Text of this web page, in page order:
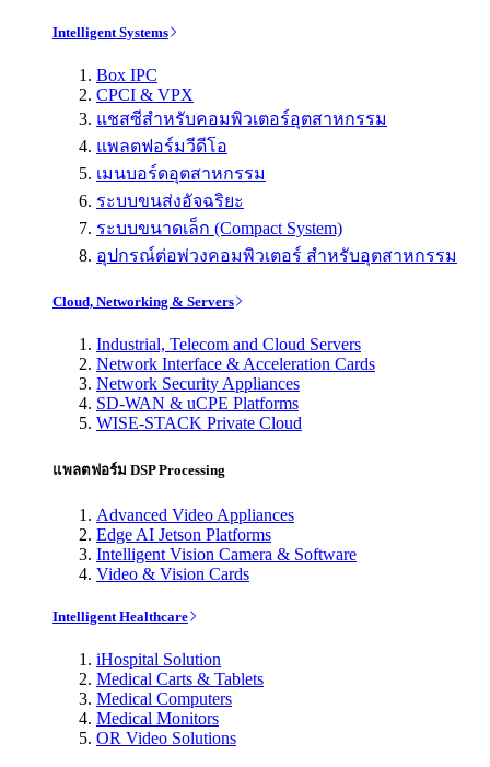
Intelligent Systems
Box IPC
CPCI & VPX
แชสซีสำหรับคอมพิวเตอร์อุตสาหกรรม
แพลตฟอร์มวีดีโอ
เมนบอร์ดอุตสาหกรรม
ระบบขนส่งอัจฉริยะ
ระบบขนาดเล็ก (Compact System)
อุปกรณ์ต่อพ่วงคอมพิวเตอร์ สำหรับอุตสาหกรรม
Cloud, Networking & Servers
Industrial, Telecom and Cloud Servers
Network Interface & Acceleration Cards
Network Security Appliances
SD-WAN & uCPE Platforms
WISE-STACK Private Cloud
แพลตฟอร์ม DSP Processing
Advanced Video Appliances
Edge AI Jetson Platforms
Intelligent Vision Camera & Software
Video & Vision Cards
Intelligent Healthcare
iHospital Solution
Medical Carts & Tablets
Medical Computers
Medical Monitors
OR Video Solutions